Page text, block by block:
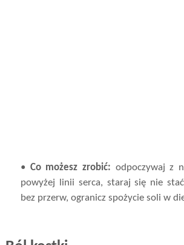
• Co możesz zrobić: odpoczywaj z
powyżej linii serca, staraj się nie
bez przerw, ogranicz spożycie soli w